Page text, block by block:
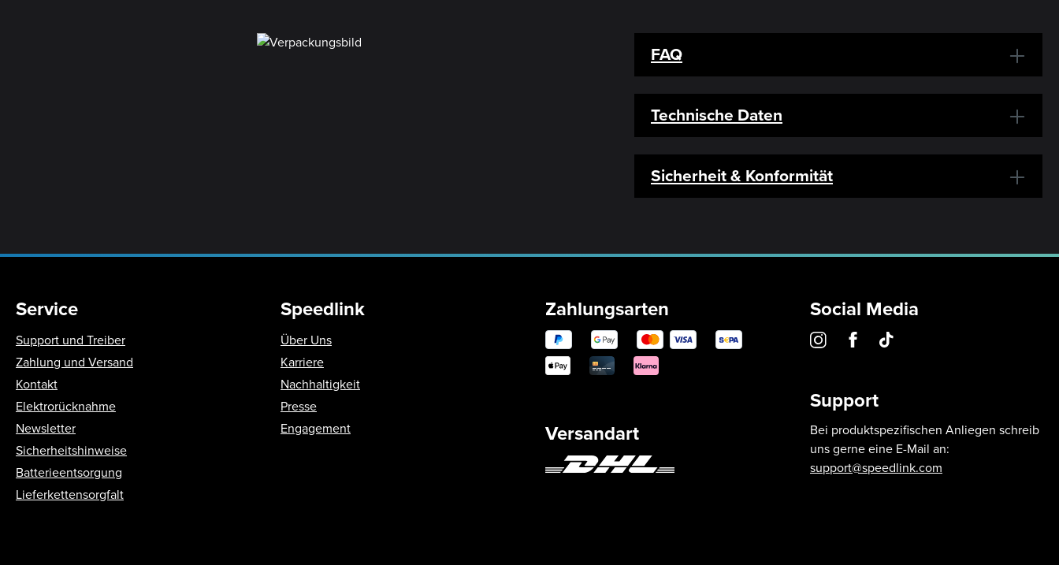
FAQ
Technische Daten
Sicherheit & Konformität
Service
Support und Treiber
Zahlung und Versand
Kontakt
Elektrorücknahme
Newsletter
Sicherheitshinweise
Batterieentsorgung
Lieferkettensorgfalt
Speedlink
Über Uns
Karriere
Nachhaltigkeit
Presse
Engagement
Zahlungsarten
Versandart
Social Media
Support
Bei produktspezifischen Anliegen schreib
uns gerne eine E-Mail an:
support@speedlink.com